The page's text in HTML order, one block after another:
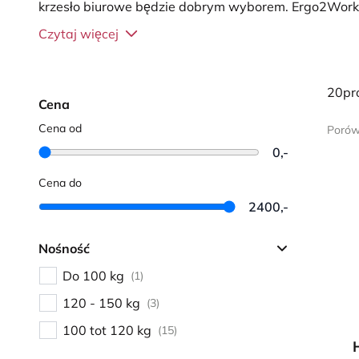
krzesło biurowe będzie dobrym wyborem.
lub w biurze. Na tej stronie omówimy korzyści
Czym jest ergonomiczne
Ergonomiczne krzesło biurowe to krzesło
Celem tego krzesła biurowego jest zmniejszenie
krzesło biurowe było ergonomiczne, aby
Ergonomiczne krzesła biurowe często posiadają
Czytaj więcej
Cena
Cena od
0,-
Cena do
2400,-
Nośność
Do 100 kg (1)
120 - 150 kg (3)
100 tot 120 kg (15)